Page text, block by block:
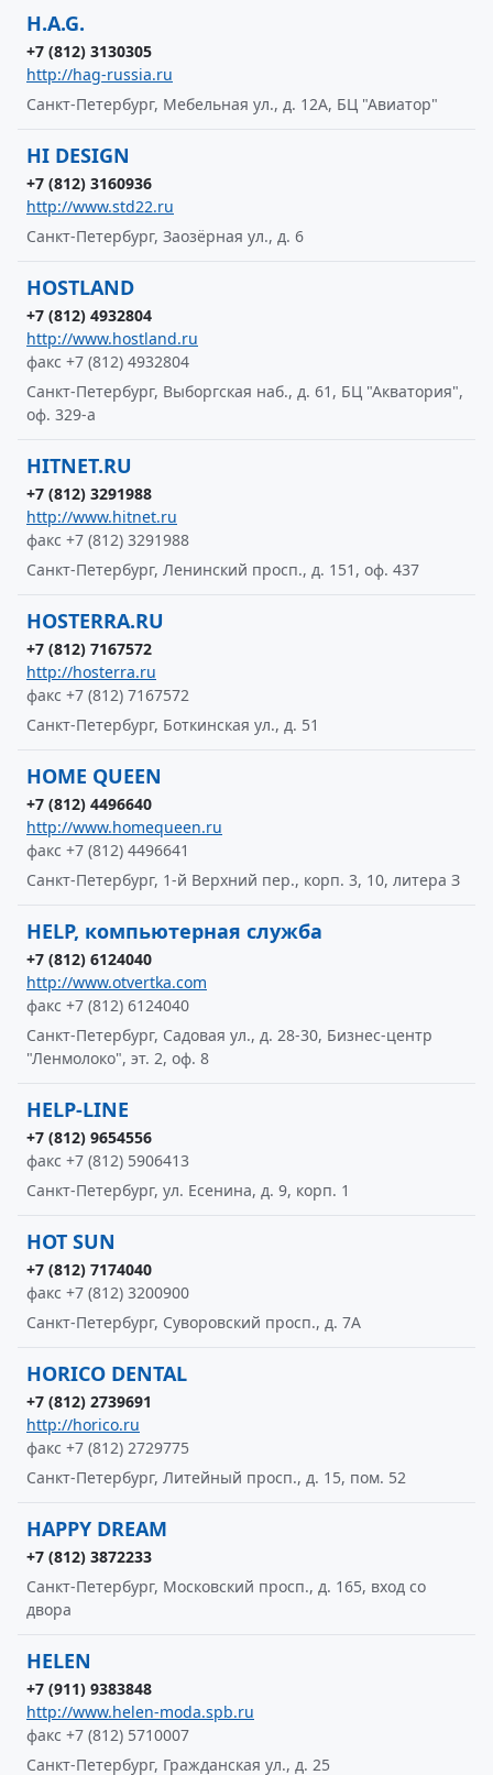
H.A.G.
+7 (812) 3130305
http://hag-russia.ru
Санкт-Петербург, Мебельная ул., д. 12А, БЦ "Авиатор"
HI DESIGN
+7 (812) 3160936
http://www.std22.ru
Санкт-Петербург, Заозёрная ул., д. 6
HOSTLAND
+7 (812) 4932804
http://www.hostland.ru
факс +7 (812) 4932804
Санкт-Петербург, Выборгская наб., д. 61, БЦ "Акватория",
оф. 329-а
HITNET.RU
+7 (812) 3291988
http://www.hitnet.ru
факс +7 (812) 3291988
Санкт-Петербург, Ленинский просп., д. 151, оф. 437
HOSTERRA.RU
+7 (812) 7167572
http://hosterra.ru
факс +7 (812) 7167572
Санкт-Петербург, Боткинская ул., д. 51
HOME QUEEN
+7 (812) 4496640
http://www.homequeen.ru
факс +7 (812) 4496641
Санкт-Петербург, 1-й Верхний пер., корп. 3, 10, литера З
HELP, компьютерная служба
+7 (812) 6124040
http://www.otvertka.com
факс +7 (812) 6124040
Санкт-Петербург, Садовая ул., д. 28-30, Бизнес-центр
"Ленмолоко", эт. 2, оф. 8
HELP-LINE
+7 (812) 9654556
факс +7 (812) 5906413
Санкт-Петербург, ул. Есенина, д. 9, корп. 1
HOT SUN
+7 (812) 7174040
факс +7 (812) 3200900
Санкт-Петербург, Суворовский просп., д. 7А
HORICO DENTAL
+7 (812) 2739691
http://horico.ru
факс +7 (812) 2729775
Санкт-Петербург, Литейный просп., д. 15, пом. 52
HAPPY DREAM
+7 (812) 3872233
Санкт-Петербург, Московский просп., д. 165, вход со
двора
HELEN
+7 (911) 9383848
http://www.helen-moda.spb.ru
факс +7 (812) 5710007
Санкт-Петербург, Гражданская ул., д. 25